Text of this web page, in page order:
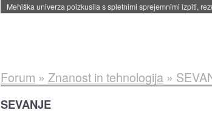
Evropska vesoljska agencija razvija svojo raketo za
Forum » Znanost in tehnologija»
SEVANJE